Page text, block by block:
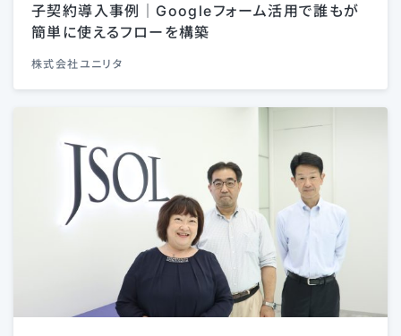
子契約導入事例｜Googleフォーム活用で誰もが
簡単に使えるフローを構築
株式会社ユニリタ